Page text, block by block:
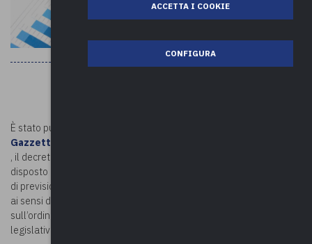
È stato pubblicato nella
Gazzetta Ufficiale n.126 del 31 maggio 2023
, il decreto del Ministro dell’interno del 30 maggio 2023, che ha
disposto il differimento del termine per l’approvazione del bilancio
di previsione 2023/2025 da parte degli enti locali al 31 luglio 2023,
ai sensi dell’articolo 151, comma 1, del Testo unico delle leggi
sull’ordinamento degli enti locali, approvato con decreto
legislativo 18 agosto 2000, n.267 (TUEL).
ACCETTA I COOKIE
CONFIGURA